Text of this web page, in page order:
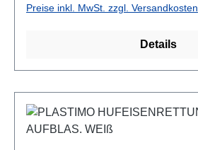
Preise inkl. MwSt. zzgl. Versandkosten
Details